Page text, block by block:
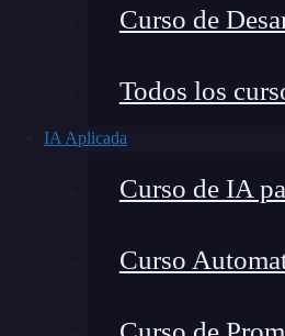
Curso de
Todos los
IA Aplicada
Curso de IA
Curso
Contribuyo a